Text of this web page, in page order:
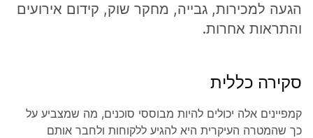
הגעה למכירות, גבייה, מחקר שוק, קידום אירועים
והתראות אחרות.
סקירה כללית
קמפיינים אלה יכולים להיות מבוססי סוכנים, מה שמצביע על
כך שהמטרה העיקרית היא להגיע ללקוחות ולחבר אותם